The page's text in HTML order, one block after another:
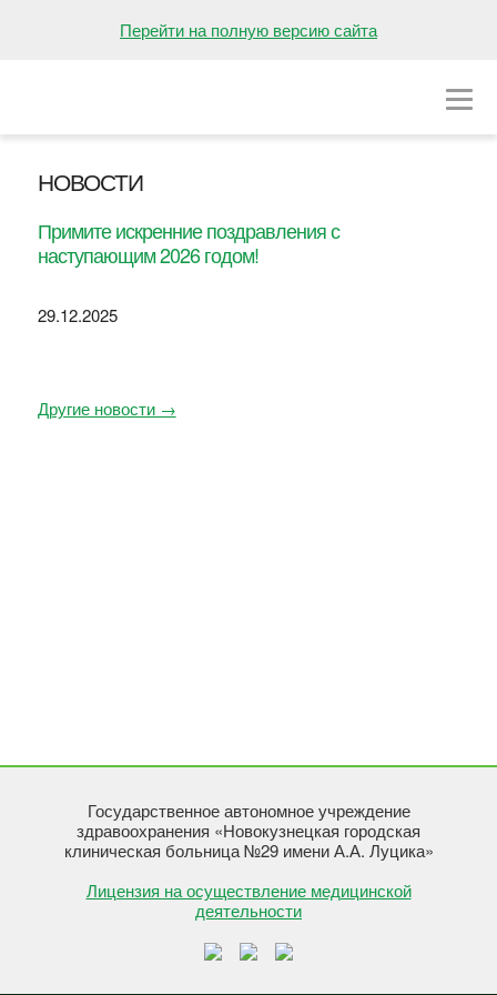
Перейти на полную версию сайта
НОВОСТИ
Примите искренние поздравления с
наступающим 2026 годом!
29.12.2025
Другие новости →
Государственное автономное учреждение
здравоохранения «Новокузнецкая городская
клиническая больница №29 имени А.А. Луцика»
Лицензия на осуществление медицинской
деятельности
НА ГЛАВНУЮ
ОТДЕЛЕНИЯ
ВАКАНСИИ
ПРЕСС-ЦЕНТР